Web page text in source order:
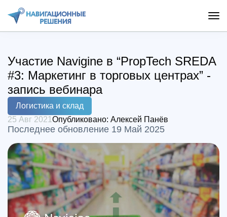
Логистика и склад
25 Авг 2021 Опубликовано: Алексей Панёв
Последнее обновление 19 Май 2025
Участие Navigine в “PropTech SREDA
#3: Маркетинг в торговых центрах” -
запись вебинара